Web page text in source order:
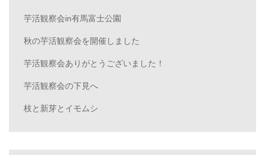
芋活観察会in有馬富士公園
秋の芋活観察会を開催しました
芋活観察会ありがとうございました！
芋活観察会の下見へ
枝と新芽とイモムシ